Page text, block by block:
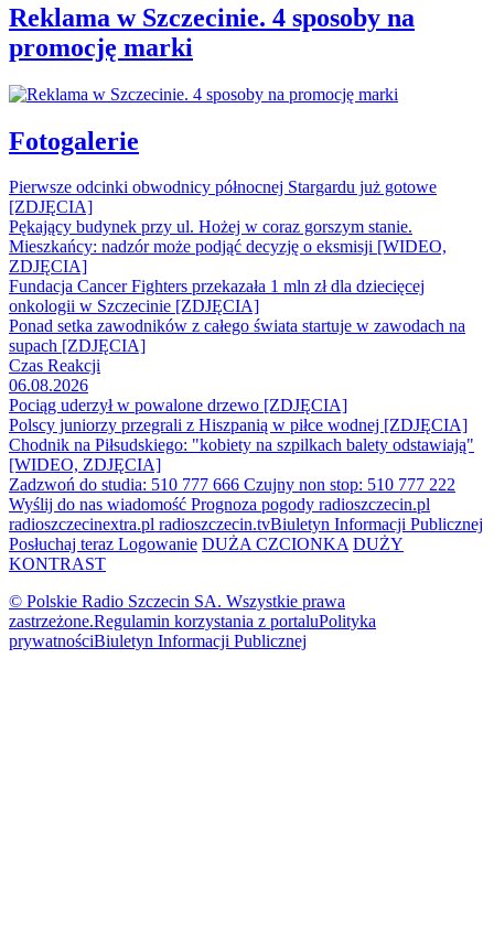
Reklama w Szczecinie. 4 sposoby na
promocję marki
Fotogalerie
Pierwsze odcinki obwodnicy północnej Stargardu już gotowe
[ZDJĘCIA]
Pękający budynek przy ul. Hożej w coraz gorszym stanie.
Mieszkańcy: nadzór może podjąć decyzję o eksmisji [WIDEO,
ZDJĘCIA]
Fundacja Cancer Fighters przekazała 1 mln zł dla dziecięcej
onkologii w Szczecinie [ZDJĘCIA]
Ponad setka zawodników z całego świata startuje w zawodach na
supach [ZDJĘCIA]
Czas Reakcji
06.08.2026
Pociąg uderzył w powalone drzewo [ZDJĘCIA]
Polscy juniorzy przegrali z Hiszpanią w piłce wodnej [ZDJĘCIA]
Chodnik na Piłsudskiego: "kobiety na szpilkach balety odstawiają"
[WIDEO, ZDJĘCIA]
Zadzwoń do studia: 510 777 666 Czujny non stop: 510 777 222
Wyślij do nas wiadomość Prognoza pogody radioszczecin.pl
radioszczecinextra.pl radioszczecin.tvBiuletyn Informacji Publicznej
Posłuchaj teraz Logowanie DUŻA CZCIONKA DUŻY
KONTRAST
© Polskie Radio Szczecin SA. Wszystkie prawa
zastrzeżone.Regulamin korzystania z portaluPolityka
prywatnościBiuletyn Informacji Publicznej